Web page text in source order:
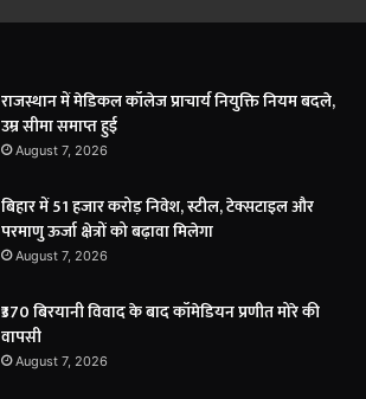
राजस्थान में मेडिकल कॉलेज प्राचार्य नियुक्ति नियम बदले,
उम्र सीमा समाप्त हुई
August 7, 2026
बिहार में 51 हजार करोड़ निवेश, स्टील, टेक्सटाइल और
परमाणु ऊर्जा क्षेत्रों को बढ़ावा मिलेगा
August 7, 2026
₹370 बिरयानी विवाद के बाद कॉमेडियन प्रणीत मोरे की
वापसी
August 7, 2026